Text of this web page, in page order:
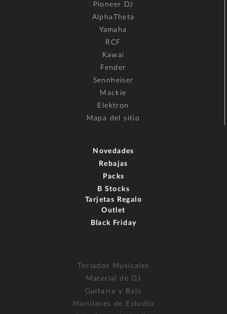
Pioneer DJ
AlphaTheta
Yamaha
RCF
Kawai
Fender
Sennheiser
Mackie
Elektron
Mapa del sitio
Novedades
Rebajas
Packs
B Stocks
Tarjetas Regalo
Outlet
Black Friday
Teclados Musicales
Material de DJ
Guitarra y Bajo
Monitores de Estudio